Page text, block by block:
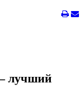
лучший